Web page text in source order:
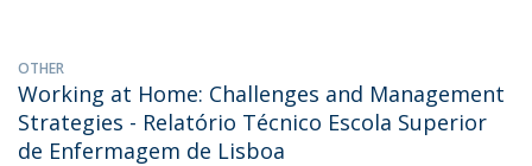
OTHER
Working at Home: Challenges and Management
Strategies - Relatório Técnico Escola Superior
de Enfermagem de Lisboa